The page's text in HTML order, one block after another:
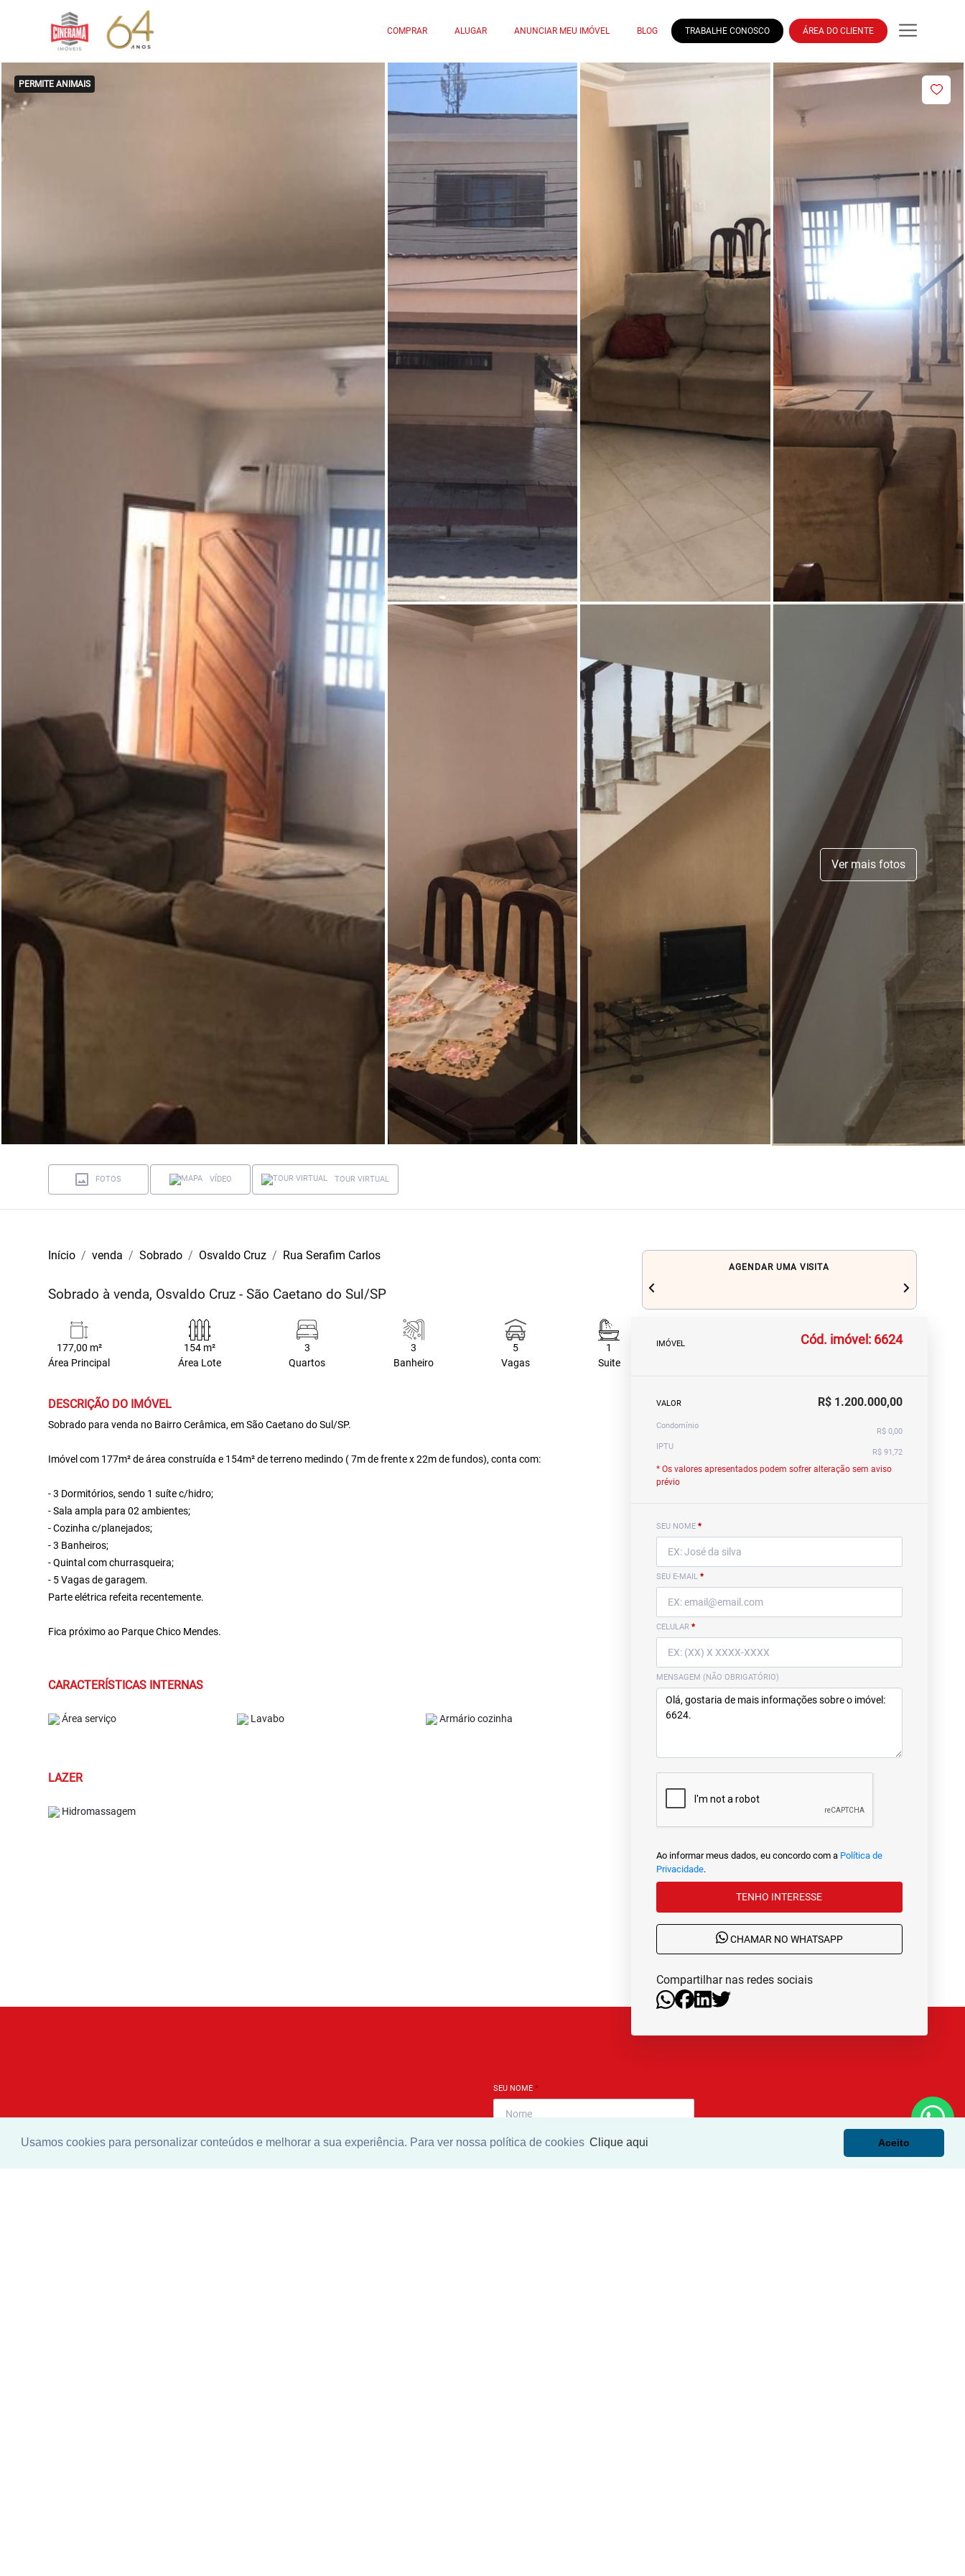
Usamos cookies para personalizar conteúdos e melhorar a sua experiência. Para ver nossa política de cookies Clique aqui Aceito
COMPRAR ALUGAR ANUNCIAR MEU IMÓVEL BLOG TRABALHE CONOSCO ÁREA DO CLIENTE
PERMITE ANIMAIS
Ver mais fotos
FOTOS VÍDEO TOUR VIRTUAL
Início venda Sobrado Osvaldo Cruz Rua Serafim Carlos
Sobrado à venda, Osvaldo Cruz - São Caetano do Sul/SP
177,00 m²
Área Principal
154 m²
Área Lote
3
Quartos
3
Banheiro
5
Vagas
1
Suite
DESCRIÇÃO DO IMÓVEL
Sobrado para venda no Bairro Cerâmica, em São Caetano do Sul/SP.
Imóvel com 177m² de área construída e 154m² de terreno medindo ( 7m de frente x 22m de fundos), conta com:
- 3 Dormitórios, sendo 1 suíte c/hidro;
- Sala ampla para 02 ambientes;
- Cozinha c/planejados;
- 3 Banheiros;
- Quintal com churrasqueira;
- 5 Vagas de garagem.
Parte elétrica refeita recentemente.
Fica próximo ao Parque Chico Mendes.
CARACTERÍSTICAS INTERNAS
Área serviço Lavabo Armário cozinha
LAZER
Hidromassagem
AGENDAR UMA VISITA
chevron_left navigate_next
IMÓVEL Cód. imóvel: 6624
VALOR R$ 1.200.000,00
Condomínio
R$ 0,00
IPTU
R$ 91,72
* Os valores apresentados podem sofrer alteração sem aviso
prévio
SEU NOME *
SEU E-MAIL *
CELULAR *
MENSAGEM (NÃO OBRIGATÓRIO)
Ao informar meus dados, eu concordo com a Política de
Privacidade.
TENHO INTERESSE
CHAMAR NO WHATSAPP
Compartilhar nas redes sociais
SEU NOME *